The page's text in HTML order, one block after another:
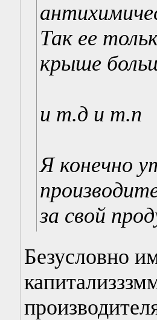
Так ее
крыше
и т.д и т.п
Я конечно
за свой
Безусловно